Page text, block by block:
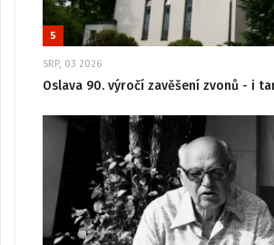
5
SRP, 03 2026
Oslava 90. výročí zavěšení zvonů - i